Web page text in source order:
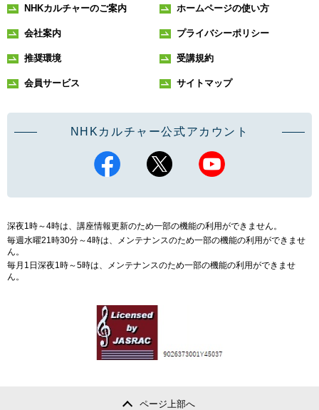
NHKカルチャーのご案内 ホームページの使い方
会社案内 プライバシーポリシー
推奨環境 受講規約
会員サービス サイトマップ
NHKカルチャー公式アカウント
深夜1時～4時は、講座情報更新のため一部の機能の利用ができません。
毎週水曜21時30分～4時は、メンテナンスのため一部の機能の利用ができませ
ん。
毎月1日深夜1時～5時は、メンテナンスのため一部の機能の利用ができませ
ん。
ページ上部へ